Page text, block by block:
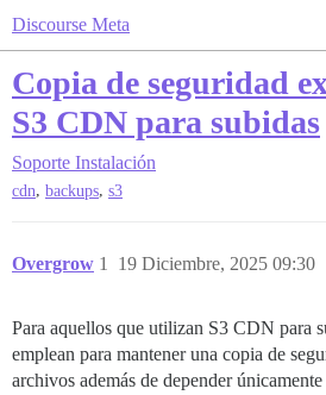
Discourse Meta
Copia de seguridad
S3 CDN para subidas
Soporte Instalación
cdn, backups, s3
Overgrow 19 Diciembre, 2025 09:30
1
Para aquellos que utilizan S3 CDN para
emplean para mantener una copia de
archivos además de depender